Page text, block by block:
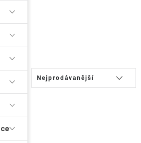
Ř
a
Nejprodávanější